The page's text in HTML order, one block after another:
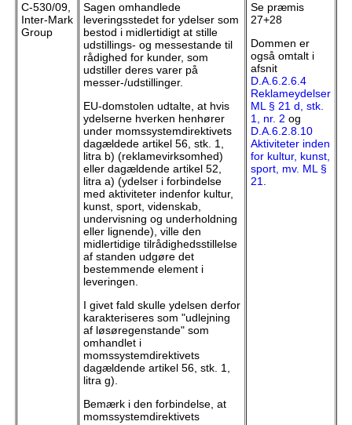
C-530/09,
Inter-Mark
Group
Sagen omhandlede
leveringsstedet for ydelser som
bestod i midlertidigt at stille
udstillings- og messestande til
rådighed for kunder, som
udstiller deres varer på
messer-/udstillinger.
EU-domstolen udtalte, at hvis
ydelserne hverken henhører
under momssystemdirektivets
dagældede artikel 56, stk. 1,
litra b) (reklamevirksomhed)
eller dagældende artikel 52,
litra a) (ydelser i forbindelse
med aktiviteter indenfor kultur,
kunst, sport, videnskab,
undervisning og underholdning
eller lignende), ville den
midlertidige tilrådighedsstillelse
af standen udgøre det
bestemmende element i
leveringen.
I givet fald skulle ydelsen derfor
karakteriseres som "udlejning
af løsøregenstande" som
omhandlet i
momssystemdirektivets
dagældende artikel 56, stk. 1,
litra g).
Bemærk i den forbindelse, at
momssystemdirektivets
Se præmis
27+28
Dommen er
også omtalt i
afsnit
D.A.6.2.6.4
Reklameydelser
ML § 21 d, stk.
1, nr. 2 og
D.A.6.2.8.10
Aktiviteter inden
for kultur, kunst,
sport, mv. ML §
21